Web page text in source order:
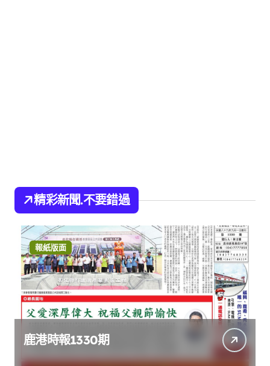
精彩新聞.不要錯過
報紙版面
鹿港時報1330期